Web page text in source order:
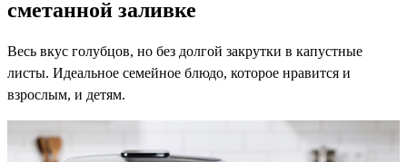
сметанной заливке
Весь вкус голубцов, но без долгой закрутки в капустные
листы. Идеальное семейное блюдо, которое нравится и
взрослым, и детям.